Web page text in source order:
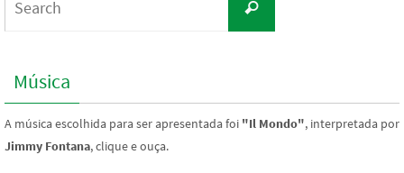
Search
Música
A música escolhida para ser apresentada foi "Il Mondo", interpretada por
Jimmy Fontana, clique e ouça.